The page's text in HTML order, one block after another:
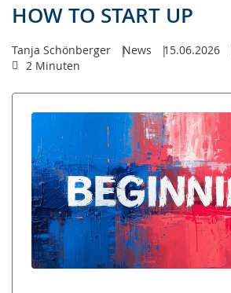
HOW TO START UP
Tanja Schönberger News 15.06.2026
2 Minuten